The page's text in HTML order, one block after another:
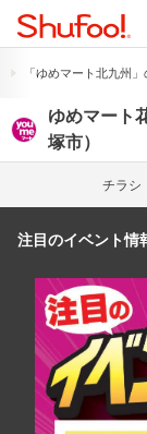
「ゆめマート北九州
ゆめマート
塚市）
チラシ
注目のイベント情